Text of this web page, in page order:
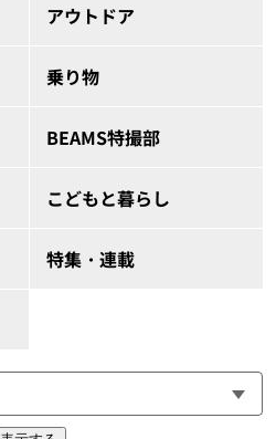
アウトドア
乗り物
BEAMS特撮部
こどもと暮らし
特集・連載